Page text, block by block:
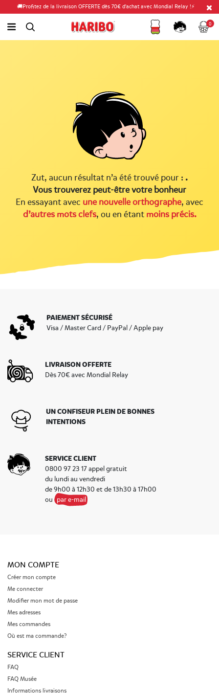
🚚Profitez de la livraison OFFERTE dès 70€ d'achat avec Mondial Relay !⚡
link.header.menu.label
simplesearch.search.label Fidélité
Compte
Panier
0
Zut, aucun résultat n’a été trouvé pour : .
Vous trouverez peut-être votre bonheur
En essayant avec une nouvelle orthographe, avec
d’autres mots clefs, ou en étant moins précis.
PAIEMENT SÉCURISÉ
Visa / Master Card / PayPal / Apple pay
LIVRAISON OFFERTE
Dès 70€ avec Mondial Relay
UN CONFISEUR PLEIN DE BONNES
INTENTIONS
SERVICE CLIENT
0800 97 23 17 appel gratuit
du lundi au vendredi
de 9h00 à 12h30 et de 13h30 à 17h00
ou par e-mail
MON COMPTE
Créer mon compte
Me connecter
Modifier mon mot de passe
Mes adresses
Mes commandes
Où est ma commande?
SERVICE CLIENT
FAQ
FAQ Musée
Informations livraisons